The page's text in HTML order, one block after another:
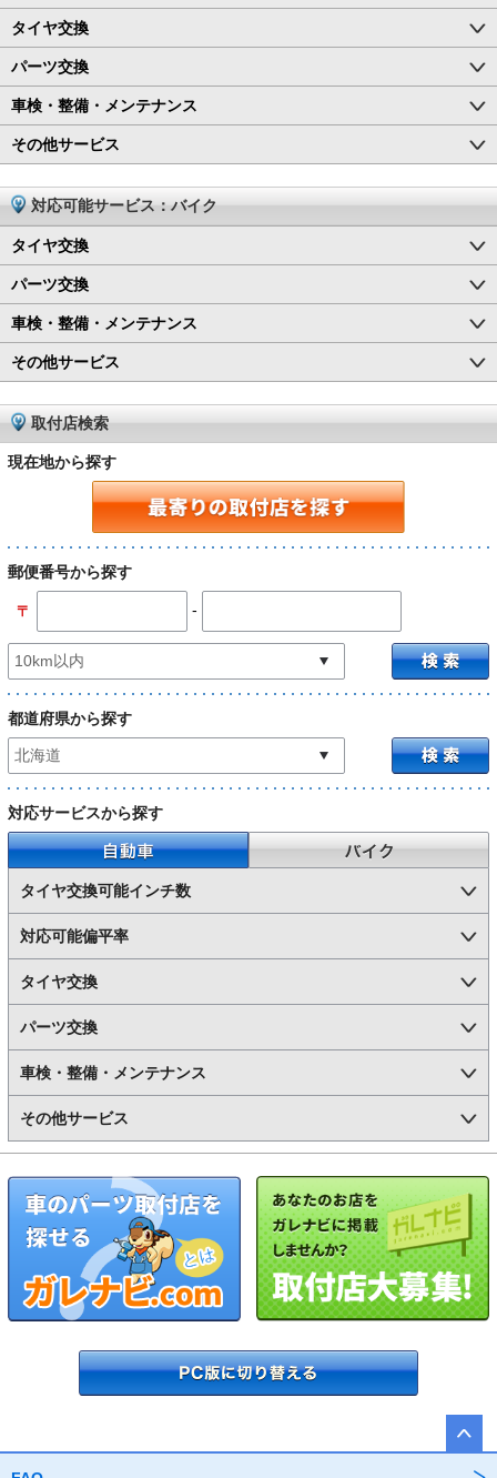
タイヤ交換
パーツ交換
車検・整備・メンテナンス
その他サービス
対応可能サービス：バイク
タイヤ交換
パーツ交換
車検・整備・メンテナンス
その他サービス
取付店検索
現在地から探す
郵便番号から探す
〒 -
都道府県から探す
対応サービスから探す
自動車
バイク
タイヤ交換可能インチ数
対応可能偏平率
タイヤ交換
パーツ交換
車検・整備・メンテナンス
その他サービス